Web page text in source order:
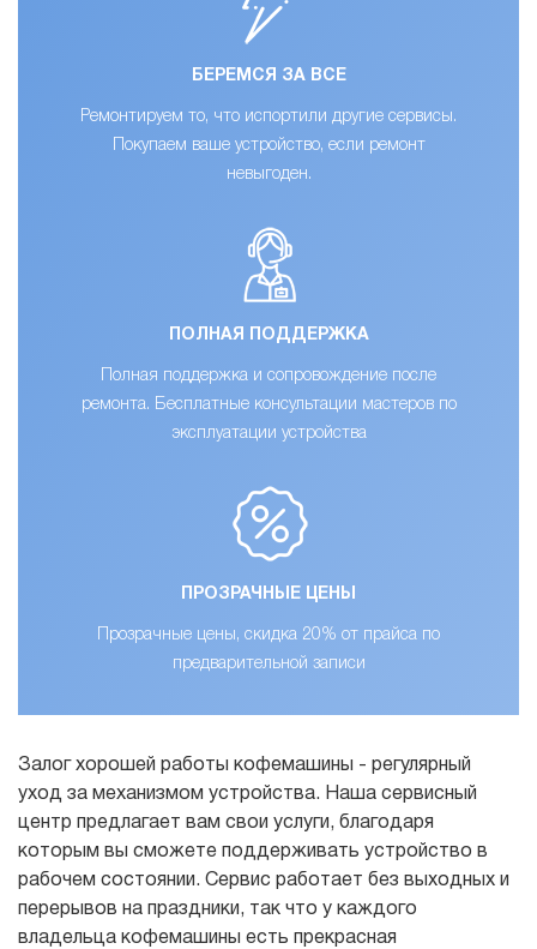
БЕРЕМСЯ ЗА ВСЕ
Ремонтируем то, что испортили другие сервисы.
Покупаем ваше устройство, если ремонт
невыгоден.
ПОЛНАЯ ПОДДЕРЖКА
Полная поддержка и сопровождение после
ремонта. Бесплатные консультации мастеров по
эксплуатации устройства
ПРОЗРАЧНЫЕ ЦЕНЫ
Прозрачные цены, скидка 20% от прайса по
предварительной записи
Залог хорошей работы кофемашины - регулярный
уход за механизмом устройства. Наша сервисный
центр предлагает вам свои услуги, благодаря
которым вы сможете поддерживать устройство в
рабочем состоянии. Сервис работает без выходных и
перерывов на праздники, так что у каждого
владельца кофемашины есть прекрасная